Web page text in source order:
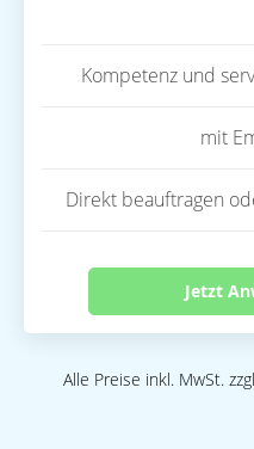
Kompetenz und
mit
Direkt beauftragen
Jetzt
Alle Preise inkl. MwSt.